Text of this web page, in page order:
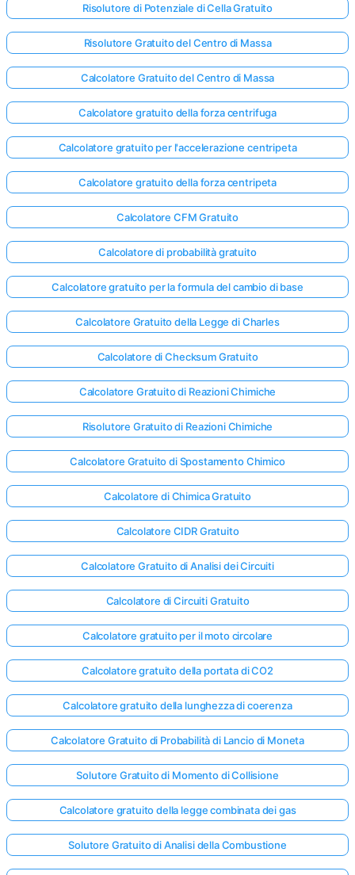
Risolutore di Potenziale di Cella Gratuito
Risolutore Gratuito del Centro di Massa
Calcolatore Gratuito del Centro di Massa
Calcolatore gratuito della forza centrifuga
Calcolatore gratuito per l'accelerazione centripeta
Calcolatore gratuito della forza centripeta
Calcolatore CFM Gratuito
Calcolatore di probabilità gratuito
Calcolatore gratuito per la formula del cambio di base
Calcolatore Gratuito della Legge di Charles
Calcolatore di Checksum Gratuito
Calcolatore Gratuito di Reazioni Chimiche
Risolutore Gratuito di Reazioni Chimiche
Calcolatore Gratuito di Spostamento Chimico
Calcolatore di Chimica Gratuito
Calcolatore CIDR Gratuito
Calcolatore Gratuito di Analisi dei Circuiti
Calcolatore di Circuiti Gratuito
Calcolatore gratuito per il moto circolare
Calcolatore gratuito della portata di CO2
Calcolatore gratuito della lunghezza di coerenza
Calcolatore Gratuito di Probabilità di Lancio di Moneta
Solutore Gratuito di Momento di Collisione
Calcolatore gratuito della legge combinata dei gas
Solutore Gratuito di Analisi della Combustione